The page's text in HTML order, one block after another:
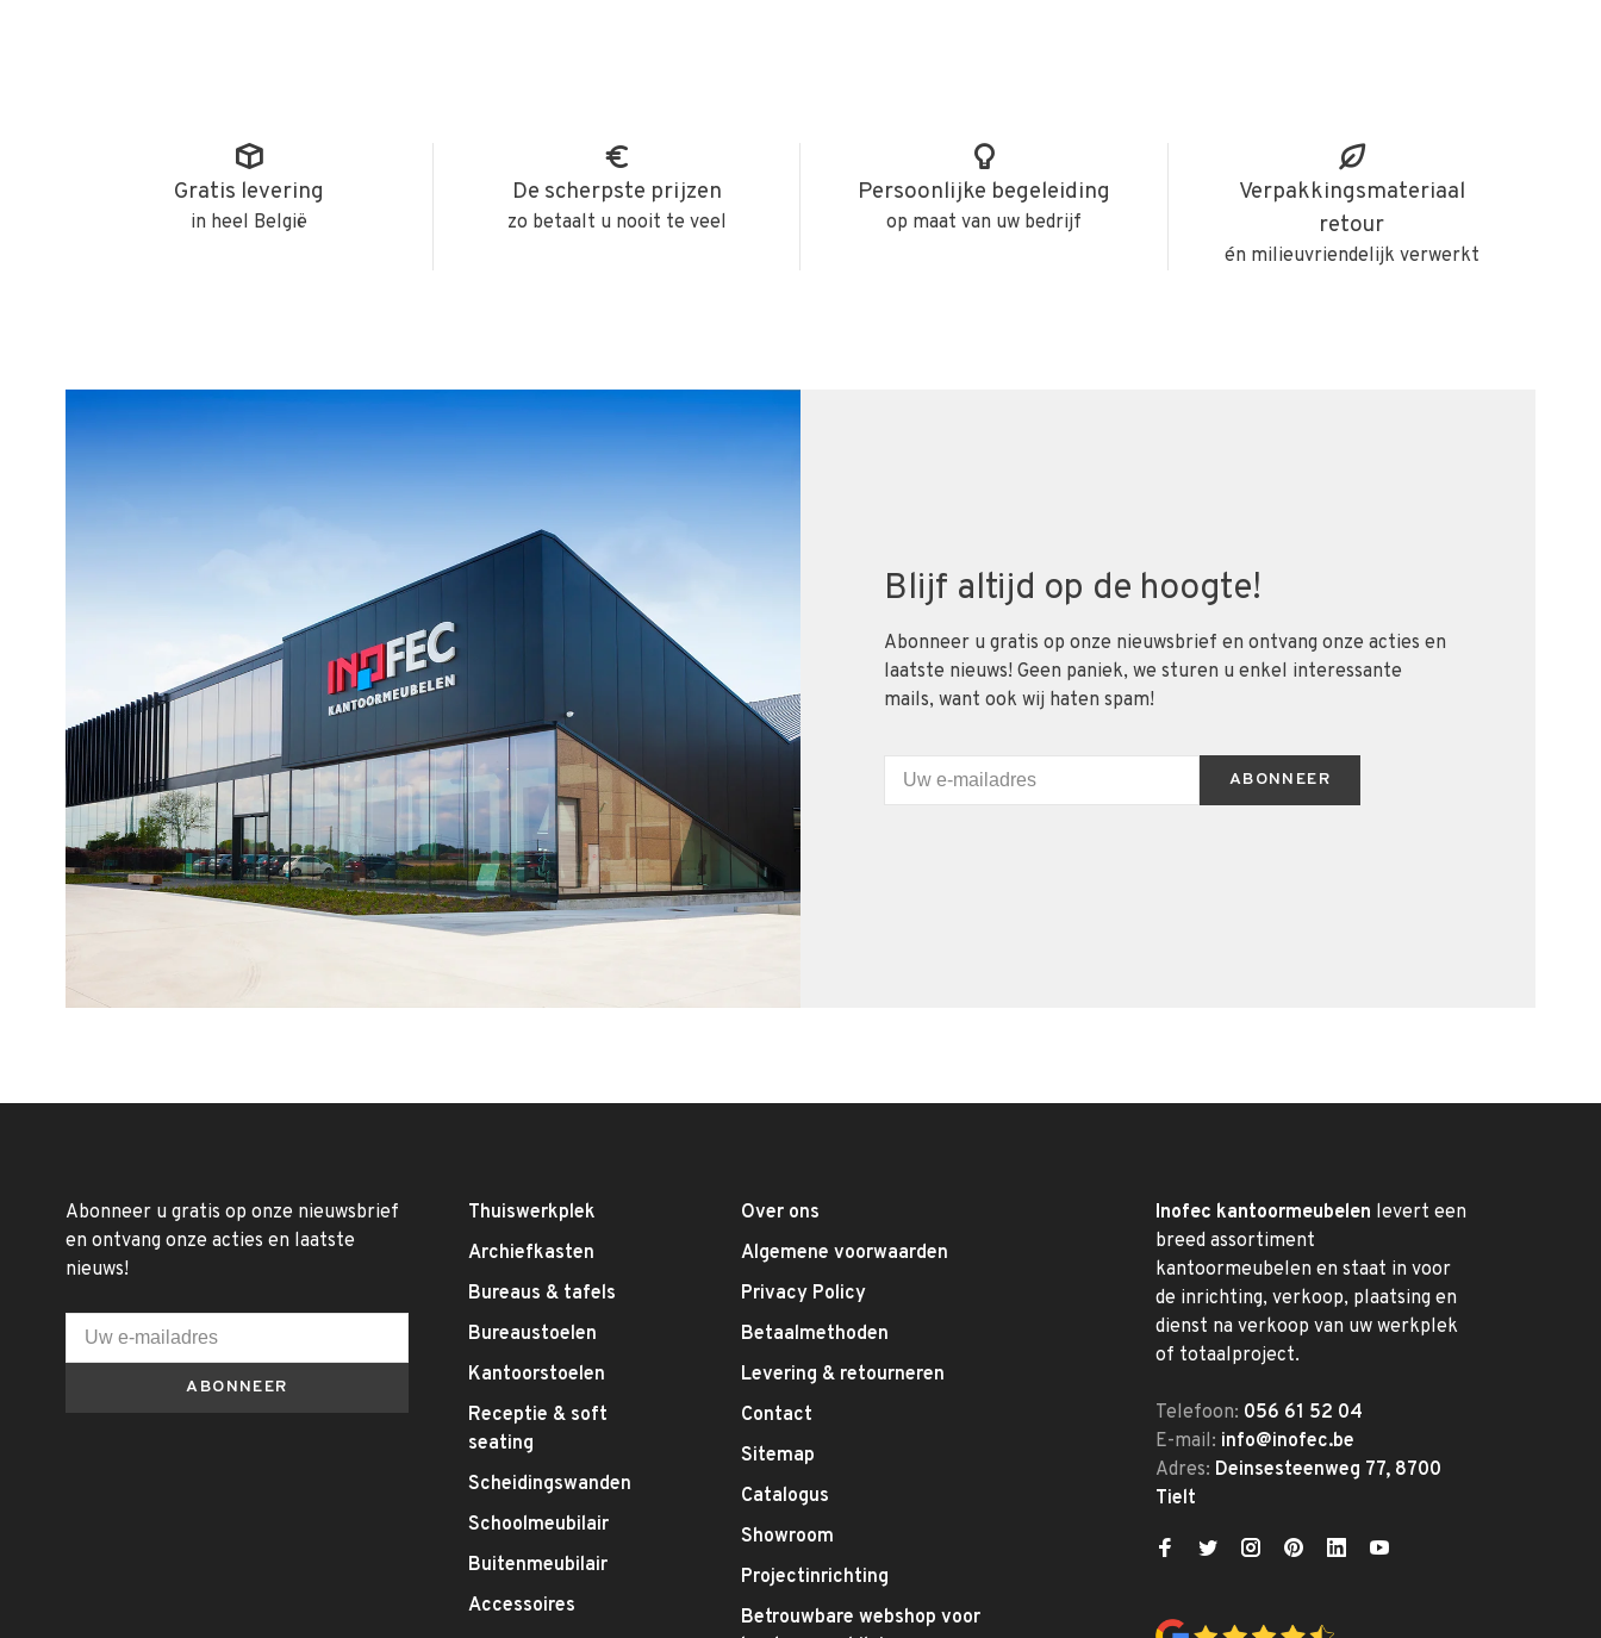
Gratis levering
in heel België
De scherpste prijzen
zo betaalt u nooit te veel
Persoonlijke begeleiding
op maat van uw bedrijf
Verpakkingsmateriaal
retour
én milieuvriendelijk verwerkt
Blijf altijd op de hoogte!
Abonneer u gratis op onze nieuwsbrief en ontvang onze acties en
laatste nieuws! Geen paniek, we sturen u enkel interessante
mails, want ook wij haten spam!
ABONNEER
Abonneer u gratis op onze nieuwsbrief
en ontvang onze acties en laatste
nieuws!
ABONNEER
Thuiswerkplek
Archiefkasten
Bureaus & tafels
Bureaustoelen
Kantoorstoelen
Receptie & soft
seating
Scheidingswanden
Schoolmeubilair
Buitenmeubilair
Accessoires
Over ons
Algemene voorwaarden
Privacy Policy
Betaalmethoden
Levering & retourneren
Contact
Sitemap
Catalogus
Showroom
Projectinrichting
Betrouwbare webshop voor
Inofec kantoormeubelen levert een
breed assortiment
kantoormeubelen en staat in voor
de inrichting, verkoop, plaatsing en
dienst na verkoop van uw werkplek
of totaalproject.
Telefoon: 056 61 52 04
E-mail: info@inofec.be
Adres: Deinsesteenweg 77, 8700
Tielt